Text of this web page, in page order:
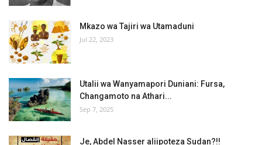
Mkazo wa Tajiri wa Utamaduni
Jul 22, 2023
Utalii wa Wanyamapori Duniani: Fursa,
Changamoto na Athari...
Sep 7, 2025
Je, Abdel Nasser aliipoteza Sudan?!!